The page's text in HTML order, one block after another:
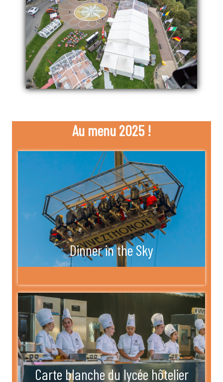
Au menu 2025 !
Dinner in the Sky
Carte blanche du lycée hôtelier